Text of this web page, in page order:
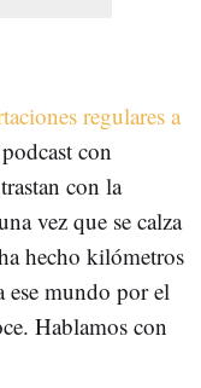
regulares a
con
con la
vez que se calza
hecho kilómetros
ese mundo por el
Hablamos con